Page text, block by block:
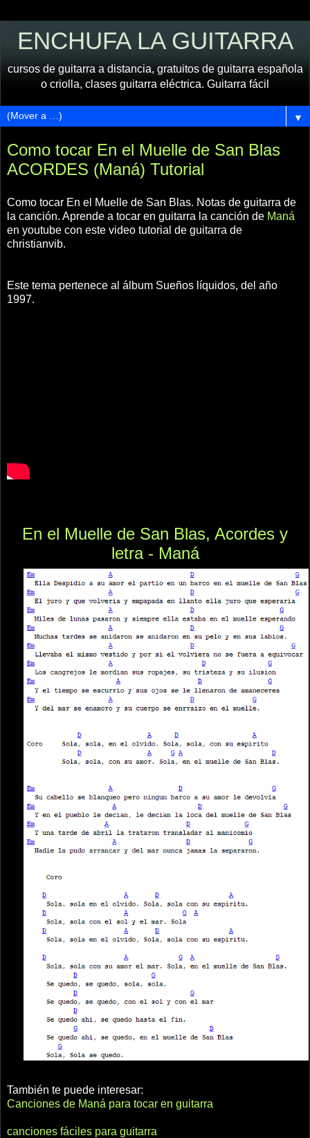
ENCHUFA LA GUITARRA
cursos de guitarra a distancia, gratuitos de guitarra española
o criolla, clases guitarra eléctrica. Guitarra fácil
▼
Como tocar En el Muelle de San Blas
ACORDES (Maná) Tutorial
Como tocar En el Muelle de San Blas. Notas de guitarra de
la canción. Aprende a tocar en guitarra la canción de Maná
en youtube con este video tutorial de guitarra de
christianvib.
Este tema pertenece al álbum Sueños líquidos, del año
1997.
En el Muelle de San Blas, Acordes y
letra - Maná
También te puede interesar:
Canciones de Maná para tocar en guitarra
canciones fáciles para guitarra